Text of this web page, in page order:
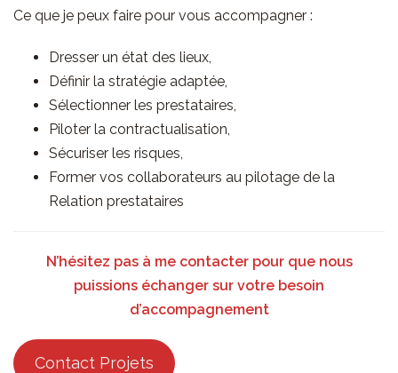
Ce que je peux faire pour vous accompagner :
Dresser un état des lieux,
Définir la stratégie adaptée,
Sélectionner les prestataires,
Piloter la contractualisation,
Sécuriser les risques,
Former vos collaborateurs au pilotage de la
Relation prestataires
N’hésitez pas à me contacter pour que nous
puissions échanger sur votre besoin
d’accompagnement
Contact Projets